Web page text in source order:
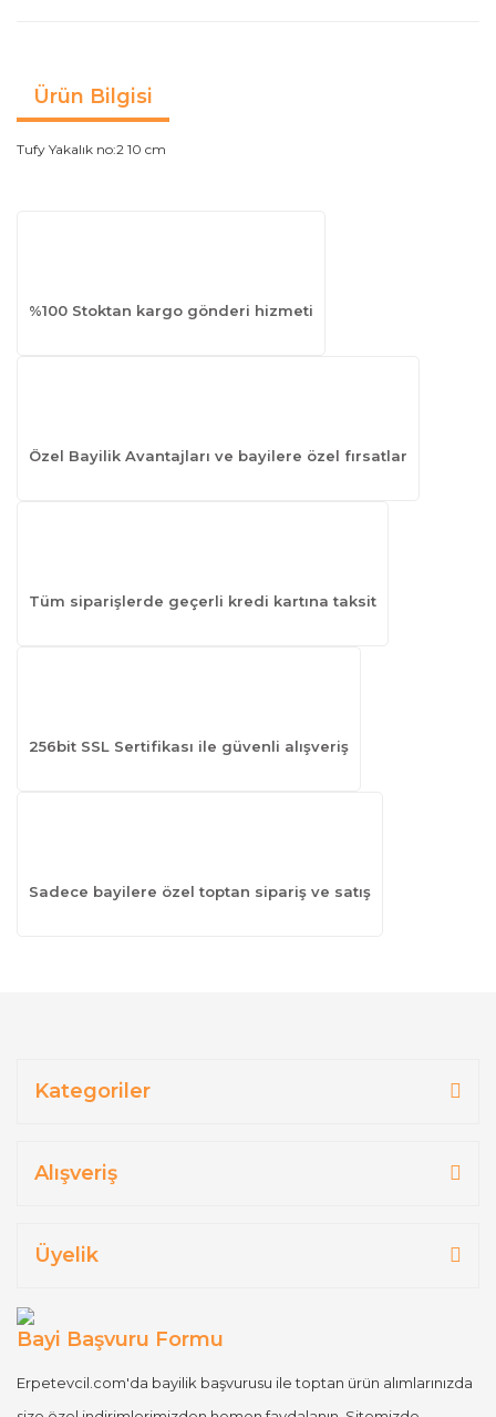
Ürün Bilgisi
Tufy Yakalık no:2 10 cm
%100 Stoktan kargo gönderi hizmeti
Özel Bayilik Avantajları ve bayilere özel fırsatlar
Tüm siparişlerde geçerli kredi kartına taksit
256bit SSL Sertifikası ile güvenli alışveriş
Sadece bayilere özel toptan sipariş ve satış
Kategoriler
Alışveriş
Üyelik
Bayi Başvuru Formu
Erpetevcil.com'da bayilik başvurusu ile toptan ürün alımlarınızda